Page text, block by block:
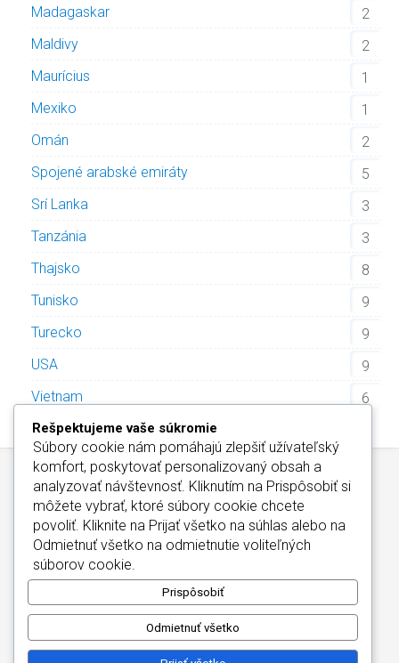
Madagaskar
2
Maldivy
2
Maurícius
1
Mexiko
1
Omán
2
Spojené arabské emiráty
5
Srí Lanka
3
Tanzánia
3
Thajsko
8
Tunisko
9
Turecko
9
USA
9
Vietnam
6
Wellness Hotely Slovensko/Informácie o Cookies
Kontakt
Copyright © 2026
Rešpektujeme vaše súkromie
Súbory cookie nám pomáhajú zlepšiť užívateľský
komfort, poskytovať personalizovaný obsah a
analyzovať návštevnosť. Kliknutím na Prispôsobiť si
môžete vybrať, ktoré súbory cookie chcete
povoliť. Kliknite na Prijať všetko na súhlas alebo na
Odmietnuť všetko na odmietnutie voliteľných
súborov cookie.
Prispôsobiť
Odmietnuť všetko